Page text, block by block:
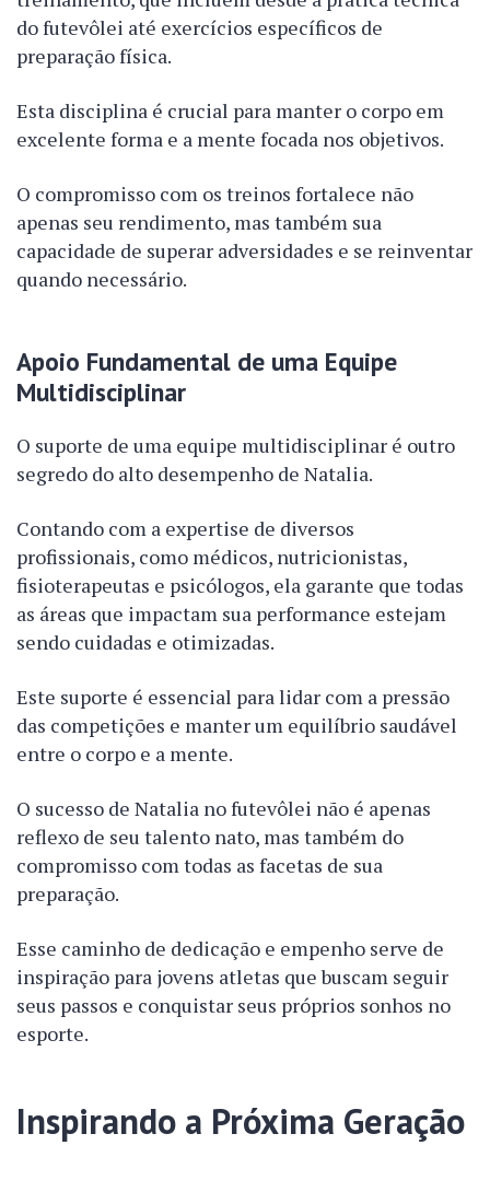
do futevôlei até exercícios específicos de
preparação física.
Esta disciplina é crucial para manter o corpo em
excelente forma e a mente focada nos objetivos.
O compromisso com os treinos fortalece não
apenas seu rendimento, mas também sua
capacidade de superar adversidades e se reinventar
quando necessário.
Apoio Fundamental de uma Equipe
Multidisciplinar
O suporte de uma equipe multidisciplinar é outro
segredo do alto desempenho de Natalia.
Contando com a expertise de diversos
profissionais, como médicos, nutricionistas,
fisioterapeutas e psicólogos, ela garante que todas
as áreas que impactam sua performance estejam
sendo cuidadas e otimizadas.
Este suporte é essencial para lidar com a pressão
das competições e manter um equilíbrio saudável
entre o corpo e a mente.
O sucesso de Natalia no futevôlei não é apenas
reflexo de seu talento nato, mas também do
compromisso com todas as facetas de sua
preparação.
Esse caminho de dedicação e empenho serve de
inspiração para jovens atletas que buscam seguir
seus passos e conquistar seus próprios sonhos no
esporte.
Inspirando a Próxima Geração